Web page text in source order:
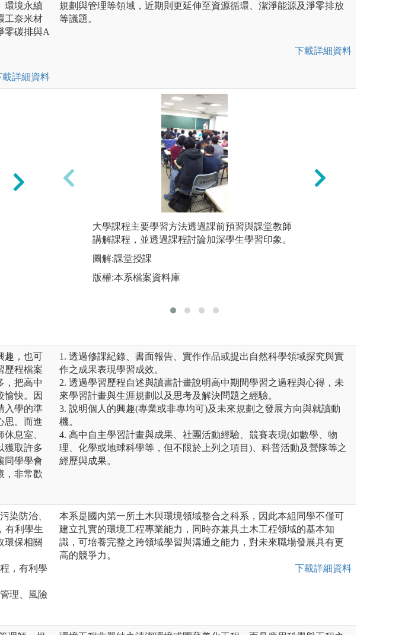
環境永續
工奈米材
零碳排與A
載詳細資料
規劃與管理等領域，近期則更延伸至資源循環、潔淨能源及淨零排放
等議題。
下載詳細資料
師徒制的專題研究，利用一對一討論，上台報
告，國內外競賽，多元學習的場域下學習閱讀、
邏輯思考、動手實作及培養解決環境問題的能
力，同時將成果於國內外發表。
圖解:成果發表
大學課程主要學習方法透過課前預習與課堂教師
講解課程，並透過課程討論加深學生學習印象。
圖解:課堂授課
版權:本系檔案資料庫
趣，也可
歷程檔案
，把高中
愉快。因
入學的準
思。而進
息室、
獲取許多
同學學會
，非常歡
1. 透過修課紀錄、書面報告、實作作品或提出自然科學領域探究與實
作之成果表現學習成效。
2. 透過學習歷程自述與讀書計畫說明高中期間學習之過程與心得，未
來學習計畫與生涯規劃以及思考及解決問題之經驗。
3. 說明個人的興趣(專業或非專均可)及未來規劃之發展方向與就讀動
機。
4. 高中自主學習計畫與成果、社團活動經驗、競賽表現(如數學、物
理、化學或地球科學等，但不限於上列之項目)、科普活動及營隊等之
經歷與成果。
染防治、
有利學生
環保相關
，有利學
理、風險
本系是國內第一所土木與環境領域整合之科系，因此本組同學不僅可
建立扎實的環境工程專業能力，同時亦兼具土木工程領域的基本知
識，可培養完整之跨領域學習與溝通之能力，對未來職場發展具有更
高的競爭力。
下載詳細資料